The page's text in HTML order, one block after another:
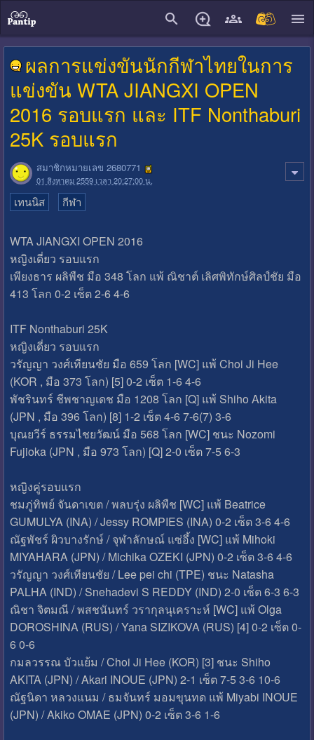
ผลการแข่งขันนักกีฬาไทยในการ
แข่งขัน WTA JIANGXI OPEN
2016 รอบแรก และ ITF Nonthaburi
25K รอบแรก
สมาชิกหมายเลข 2680771
01 สิงหาคม 2559 เวลา 20:27:00 น.
เทนนิส กีฬา
WTA JIANGXI OPEN 2016
หญิงเดี่ยว รอบแรก
เพียงธาร ผลิพืช มือ 348 โลก แพ้ ณิชาต์ เลิศพิทักษ์ศิลป์ชัย มือ
413 โลก 0-2 เซ็ต 2-6 4-6
ITF Nonthaburi 25K
หญิงเดี่ยว รอบแรก
วรัญญา วงศ์เทียนชัย มือ 659 โลก [WC] แพ้ Choi Ji Hee
(KOR , มือ 373 โลก) [5] 0-2 เซ็ต 1-6 4-6
พัชรินทร์ ชีพชาญเดช มือ 1208 โลก [Q] แพ้ Shiho Akita
(JPN , มือ 396 โลก) [8] 1-2 เซ็ต 4-6 7-6(7) 3-6
บุณยวีร์ ธรรมไชยวัฒน์ มือ 568 โลก [WC] ชนะ Nozomi
Fujioka (JPN , มือ 973 โลก) [Q] 2-0 เซ็ต 7-5 6-3
หญิงคู่รอบแรก
ชมภู่ทิพย์ จันดาเขต / พลบรุ่ง ผลิพืช [WC] แพ้ Beatrice
GUMULYA (INA) / Jessy ROMPIES (INA) 0-2 เซ็ต 3-6 4-6
ณัฐพัชร์ ผิวบางรักษ์ / จุฬาลักษณ์ แซ่อึ้ง [WC] แพ้ Mihoki
MIYAHARA (JPN) / Michika OZEKI (JPN) 0-2 เซ็ต 3-6 4-6
วรัญญา วงศ์เทียนชัย / Lee pei chi (TPE) ชนะ Natasha
PALHA (IND) / Snehadevi S REDDY (IND) 2-0 เซ็ต 6-3 6-3
ณิชา จิตมณี / พสชนันทร์ วรากุลนุเคราะห์ [WC] แพ้ Olga
DOROSHINA (RUS) / Yana SIZIKOVA (RUS) [4] 0-2 เซ็ต 0-
6 0-6
กมลวรรณ บัวแย้ม / Choi Ji Hee (KOR) [3] ชนะ Shiho
AKITA (JPN) / Akari INOUE (JPN) 2-1 เซ็ต 7-5 3-6 10-6
ณัฐนิดา หลวงแนม / ธมจันทร์ มอมขุนทด แพ้ Miyabi INOUE
(JPN) / Akiko OMAE (JPN) 0-2 เซ็ต 3-6 1-6